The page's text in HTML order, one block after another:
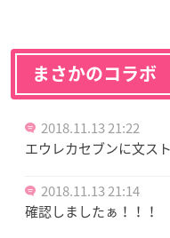
まさかのコラボ
2018.11.13 21:22
エウレカセブンに文
2018.11.13 21:14
確認しましたぁ！！！